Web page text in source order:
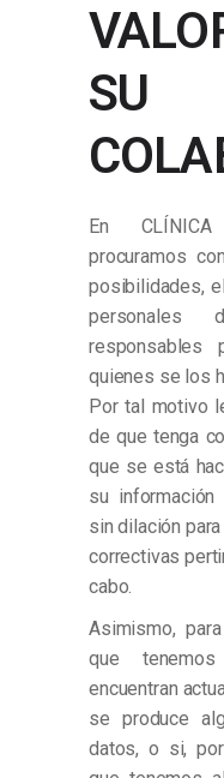
SU
En CLÍNICA
procuramos
posibilidades,
quienes se los
Por tal motivo
de que tenga
que se está
su
sin dilación
correctivas
cabo.
Asimismo,
que
encuentran
se produce
datos, o si,